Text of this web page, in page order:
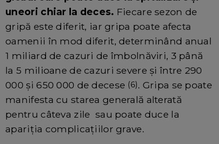
uneori chiar la deces. Fiecare sezon de
gripă este diferit, iar gripa poate afecta
oamenii în mod diferit, determinând anual
1 miliard de cazuri de îmbolnăviri, 3 până
la 5 milioane de cazuri severe și între 290
000 și 650 000 de decese (6). Gripa se poate
manifesta cu starea generală alterată
pentru câteva zile sau poate duce la
apariția complicațiilor grave.